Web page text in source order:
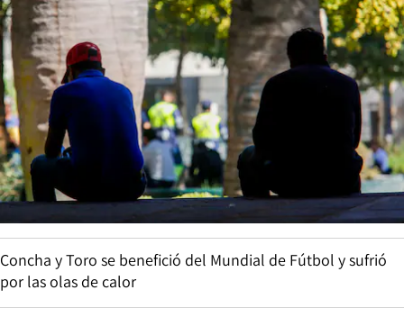
Concha y Toro se benefició del Mundial de Fútbol y sufrió
por las olas de calor